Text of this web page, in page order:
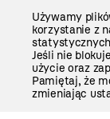
Używamy
korzystanie z
Jeśli nie
użycie oraz
Pamiętaj, że
zmieniając